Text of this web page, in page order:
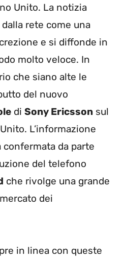
Unito. La notizia
rete come una
e si diffonde in
molto veloce. In
che siano alte le
del nuovo
di Sony Ericsson sul
L’informazione
confermata da parte
del telefono
che rivolge una grande
dei
in linea con queste